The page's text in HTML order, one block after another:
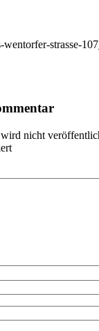
wentorfer-strasse-
nicht